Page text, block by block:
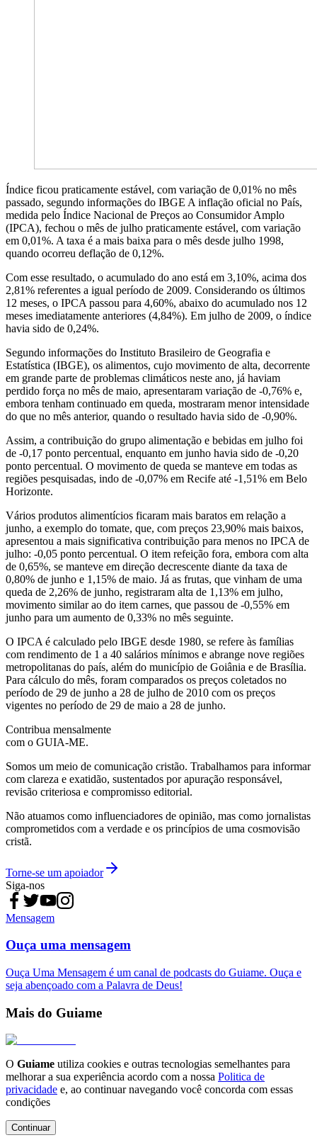
Índice ficou praticamente estável, com variação de 0,01% no mês
passado, segundo informações do IBGE A inflação oficial no País,
medida pelo Índice Nacional de Preços ao Consumidor Amplo
(IPCA), fechou o mês de julho praticamente estável, com variação
em 0,01%. A taxa é a mais baixa para o mês desde julho 1998,
quando ocorreu deflação de 0,12%.
Com esse resultado, o acumulado do ano está em 3,10%, acima dos
2,81% referentes a igual período de 2009. Considerando os últimos
12 meses, o IPCA passou para 4,60%, abaixo do acumulado nos 12
meses imediatamente anteriores (4,84%). Em julho de 2009, o índice
havia sido de 0,24%.
Segundo informações do Instituto Brasileiro de Geografia e
Estatística (IBGE), os alimentos, cujo movimento de alta, decorrente
em grande parte de problemas climáticos neste ano, já haviam
perdido força no mês de maio, apresentaram variação de -0,76% e,
embora tenham continuado em queda, mostraram menor intensidade
do que no mês anterior, quando o resultado havia sido de -0,90%.
Assim, a contribuição do grupo alimentação e bebidas em julho foi
de -0,17 ponto percentual, enquanto em junho havia sido de -0,20
ponto percentual. O movimento de queda se manteve em todas as
regiões pesquisadas, indo de -0,07% em Recife até -1,51% em Belo
Horizonte.
Vários produtos alimentícios ficaram mais baratos em relação a
junho, a exemplo do tomate, que, com preços 23,90% mais baixos,
apresentou a mais significativa contribuição para menos no IPCA de
julho: -0,05 ponto percentual. O item refeição fora, embora com alta
de 0,65%, se manteve em direção decrescente diante da taxa de
0,80% de junho e 1,15% de maio. Já as frutas, que vinham de uma
queda de 2,26% de junho, registraram alta de 1,13% em julho,
movimento similar ao do item carnes, que passou de -0,55% em
junho para um aumento de 0,33% no mês seguinte.
O IPCA é calculado pelo IBGE desde 1980, se refere às famílias
com rendimento de 1 a 40 salários mínimos e abrange nove regiões
metropolitanas do país, além do município de Goiânia e de Brasília.
Para cálculo do mês, foram comparados os preços coletados no
período de 29 de junho a 28 de julho de 2010 com os preços
vigentes no período de 29 de maio a 28 de junho.
Contribua mensalmente
com o GUIA-ME.
Somos um meio de comunicação cristão. Trabalhamos para informar
com clareza e exatidão, sustentados por apuração responsável,
revisão criteriosa e compromisso editorial.
Não atuamos como influenciadores de opinião, mas como jornalistas
comprometidos com a verdade e os princípios de uma cosmovisão
cristã.
Torne-se um apoiador
Siga-nos
Mensagem
Ouça uma mensagem
Ouça Uma Mensagem é um canal de podcasts do Guiame. Ouça e
seja abençoado com a Palavra de Deus!
Mais do Guiame
O Guiame utiliza cookies e outras tecnologias semelhantes para
melhorar a sua experiência acordo com a nossa Politica de
privacidade e, ao continuar navegando você concorda com essas
condições
Continuar